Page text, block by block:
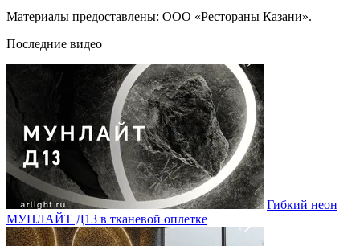
Материалы предоставлены: ООО «Рестораны Казани».
Последние видео
Гибкий неон
МУНЛАЙТ Д13 в тканевой оплетке